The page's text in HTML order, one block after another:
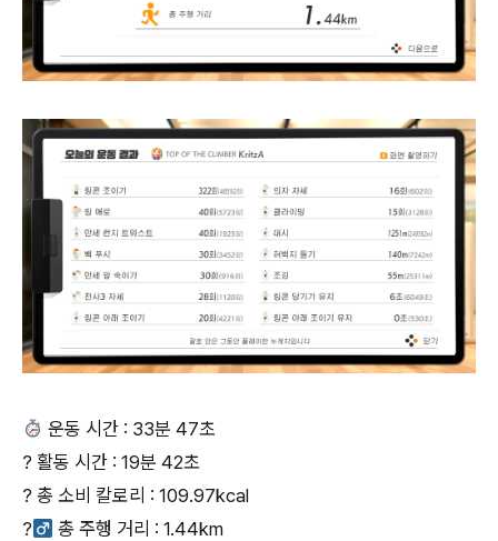
운동 시간 : 33분 47초
? 활동 시간 : 19분 42초
? 총 소비 칼로리 : 109.97kcal
?‍
총 주행 거리 : 1.44km